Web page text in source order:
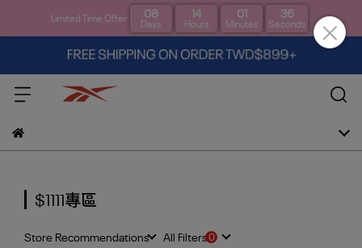
Limited Time Offer 08
Days
14
Hours
01
Minutes
36
Seconds
$1111專區
Store Recommendations
All Filters